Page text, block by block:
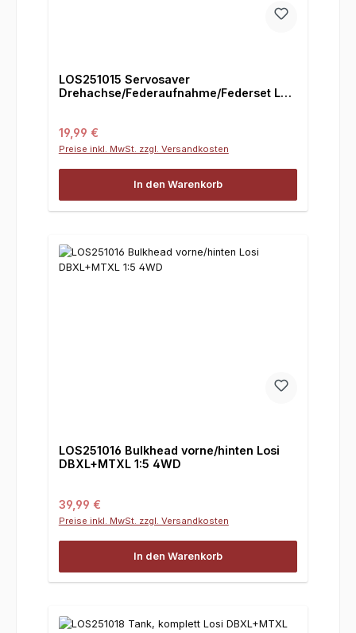
LOS251015 Servosaver
Drehachse/Federaufnahme/Federset Losi
Regulärer Preis:
19,99 €
Preise inkl. MwSt. zzgl. Versandkosten
In den Warenkorb
LOS251016 Bulkhead vorne/hinten Losi
DBXL+MTXL 1:5 4WD
Regulärer Preis:
39,99 €
Preise inkl. MwSt. zzgl. Versandkosten
In den Warenkorb